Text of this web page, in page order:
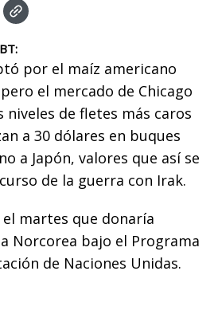
por el maíz americano
el mercado de Chicago
de fletes más caros
a 30 dólares en buques
a Japón, valores que así se
de la guerra con Irak.
martes que donaría
Norcorea bajo el Programa
de Naciones Unidas.